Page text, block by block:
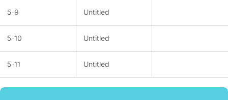
5-9 Untitled
5-10 Untitled
5-11 Untitled